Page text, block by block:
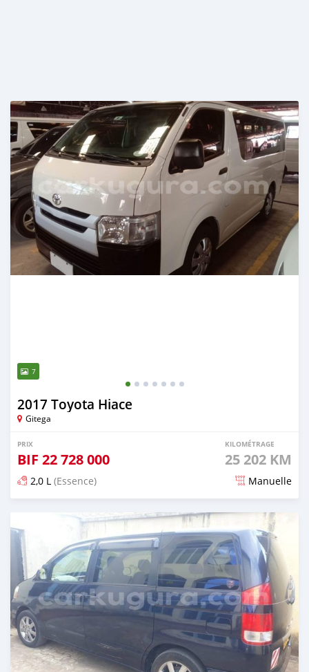
7
2017 Toyota Hiace
Gitega
PRIX
BIF 22 728 000
KILOMÉTRAGE
25 202 KM
2,0 L (Essence) Manuelle